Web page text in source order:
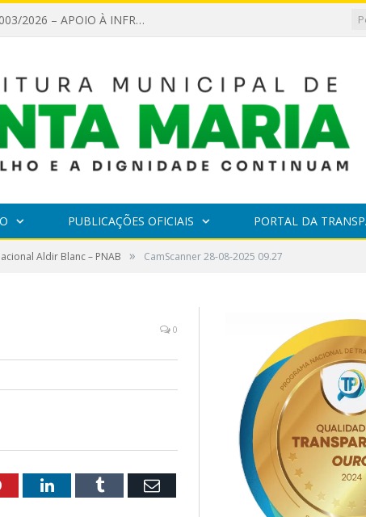
EDITAL DE CHAMAMENTO PÚBLICO Nº 003/2026 – APOIO À INFRAESTRUTURA CULTURAL
PUBLICAÇÕES OFICIAIS PORTAL DA
Aldir Blanc – PNAB » CamScanner 28-08-2025 09.27
0
PinterestLinkedInTumblr Email